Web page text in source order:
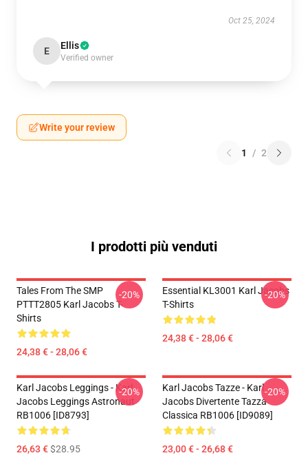
Oct 25, 2024
E Ellis
Verified owner
Write your review
1 / 2
I prodotti più venduti
Tales From The SMP
PTTT2805 Karl Jacobs T-
Shirts
24,38 € - 28,06 €
-20%
Essential KL3001 Karl Jacobs
T-Shirts
24,38 € - 28,06 €
-20%
Karl Jacobs Leggings - Karl
Jacobs Leggings Astronaut
RB1006 [ID8793]
26,63 €$28.95
-20%
Karl Jacobs Tazze - Karl
Jacobs Divertente Tazza
Classica RB1006 [ID9089]
23,00 € - 26,68 €
-20%